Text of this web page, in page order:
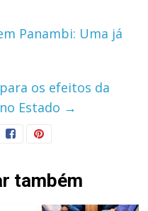
Panambi: Uma já
os efeitos da
Estado →
também